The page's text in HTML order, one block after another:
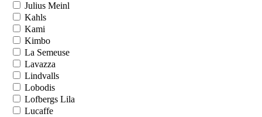
Julius Meinl
Kahls
Kami
Kimbo
La Semeuse
Lavazza
Lindvalls
Lobodis
Lofbergs Lila
Lucaffe